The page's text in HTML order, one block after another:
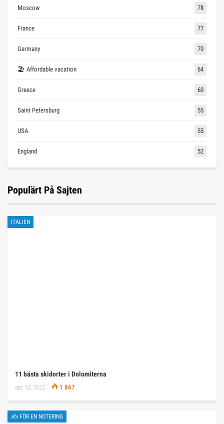
Moscow 78
France 77
Germany 70
🏖 Affordable vacation 64
Greece 60
Saint Petersburg 55
USA 55
England 52
Populärt På Sajten
ITALIEN
11 bästa skidorter i Dolomiterna
apr 13, 2022 1 867
✍ FÖR EN NOTERING